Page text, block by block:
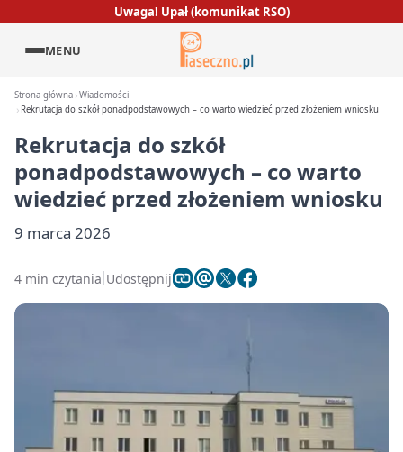
Uwaga! Upał (komunikat RSO)
MENU
Strona główna Wiadomości
Rekrutacja do szkół ponadpodstawowych – co warto wiedzieć przed złożeniem wniosku
Rekrutacja do szkół
ponadpodstawowych – co warto
wiedzieć przed złożeniem wniosku
9 marca 2026
4 min czytania Udostępnij